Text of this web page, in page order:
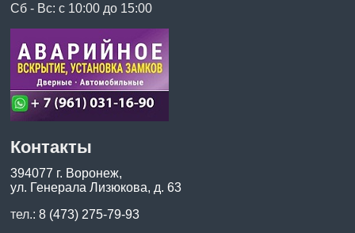
Сб - Вс: с 10:00 до 15:00
Контакты
394077 г. Воронеж,
ул. Генерала Лизюкова, д. 63
тел.:8 (473) 275-79-93